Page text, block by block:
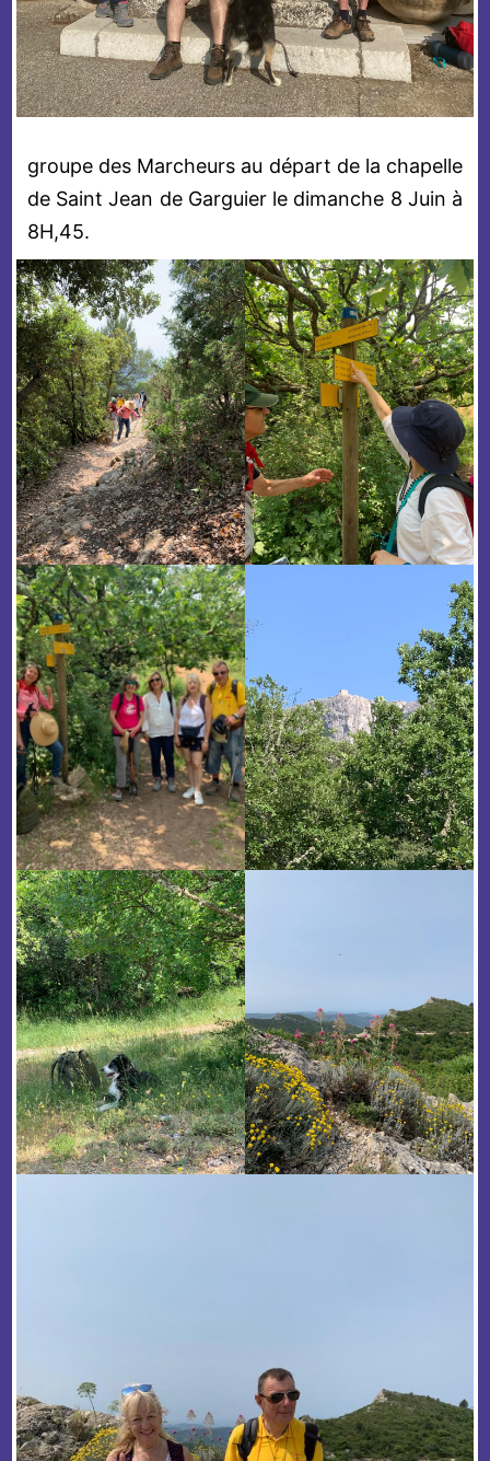
groupe des Marcheurs au départ de la chapelle
de Saint Jean de Garguier le dimanche 8 Juin à
8H,45.